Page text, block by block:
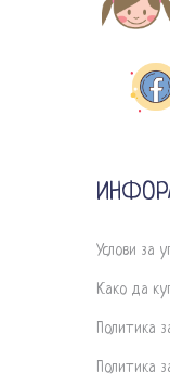
Услови за
Како да
Политика
Политика